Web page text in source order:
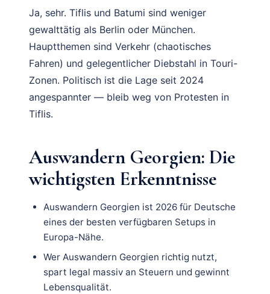
Ja, sehr. Tiflis und Batumi sind weniger
gewalttätig als Berlin oder München.
Hauptthemen sind Verkehr (chaotisches
Fahren) und gelegentlicher Diebstahl in Touri-
Zonen. Politisch ist die Lage seit 2024
angespannter — bleib weg von Protesten in
Tiflis.
Auswandern Georgien: Die
wichtigsten Erkenntnisse
Auswandern Georgien ist 2026 für Deutsche
eines der besten verfügbaren Setups in
Europa-Nähe.
Wer Auswandern Georgien richtig nutzt,
spart legal massiv an Steuern und gewinnt
Lebensqualität.